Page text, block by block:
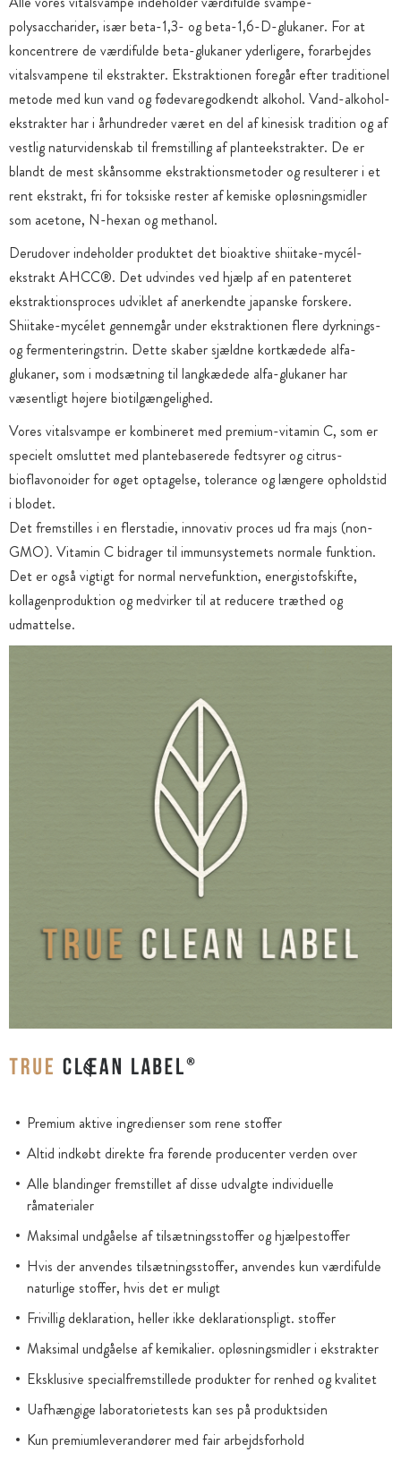
polysaccharider, især beta-1,3- og beta-1,6-D-glukaner. For at
koncentrere de værdifulde beta-glukaner yderligere, forarbejdes
vitalsvampene til ekstrakter. Ekstraktionen foregår efter traditionel
metode med kun vand og fødevaregodkendt alkohol. Vand-alkohol-
ekstrakter har i århundreder været en del af kinesisk tradition og af
vestlig naturvidenskab til fremstilling af planteekstrakter. De er
blandt de mest skånsomme ekstraktionsmetoder og resulterer i et
rent ekstrakt, fri for toksiske rester af kemiske opløsningsmidler
som acetone, N-hexan og methanol.
Derudover indeholder produktet det bioaktive shiitake-mycél-
ekstrakt AHCC®. Det udvindes ved hjælp af en patenteret
ekstraktionsproces udviklet af anerkendte japanske forskere.
Shiitake-mycélet gennemgår under ekstraktionen flere dyrknings-
og fermenteringstrin. Dette skaber sjældne kortkædede alfa-
glukaner, som i modsætning til langkædede alfa-glukaner har
væsentligt højere biotilgængelighed.
Vores vitalsvampe er kombineret med premium-vitamin C, som er
specielt omsluttet med plantebaserede fedtsyrer og citrus-
bioflavonoider for øget optagelse, tolerance og længere opholdstid
i blodet.
Det fremstilles i en flerstadie, innovativ proces ud fra majs (non-
GMO). Vitamin C bidrager til immunsystemets normale funktion.
Det er også vigtigt for normal nervefunktion, energistofskifte,
kollagenproduktion og medvirker til at reducere træthed og
udmattelse.
Premium aktive ingredienser som rene stoffer
Altid indkøbt direkte fra førende producenter verden over
Alle blandinger fremstillet af disse udvalgte individuelle
råmaterialer
Maksimal undgåelse af tilsætningsstoffer og hjælpestoffer
Hvis der anvendes tilsætningsstoffer, anvendes kun værdifulde
naturlige stoffer, hvis det er muligt
Frivillig deklaration, heller ikke deklarationspligt. stoffer
Maksimal undgåelse af kemikalier. opløsningsmidler i ekstrakter
Eksklusive specialfremstillede produkter for renhed og kvalitet
Uafhængige laboratorietests kan ses på produktsiden
Kun premiumleverandører med fair arbejdsforhold